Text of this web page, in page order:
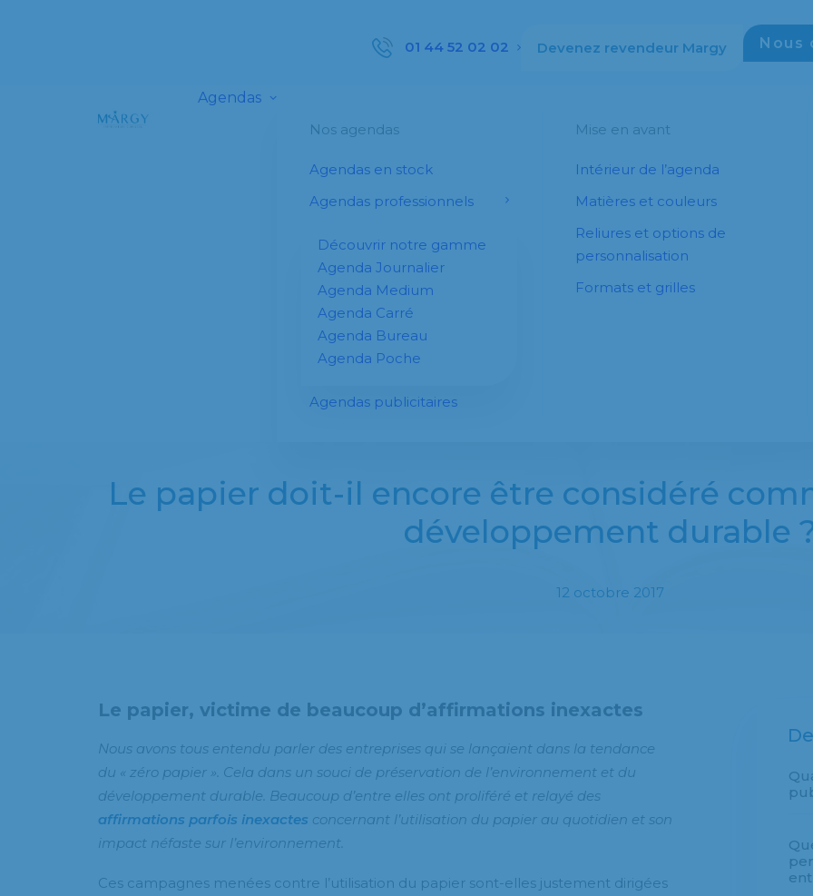
01 44 52 02 02 Devenez revendeur Margy Nous
Agendas
Nos agendas
Agendas en stock
Agendas professionnels
Découvrir notre gamme
Agenda Journalier
Agenda Medium
Agenda Carré
Agenda Bureau
Agenda Poche
Agendas publicitaires
Mise en avant
Intérieur de l’agenda
Matières et couleurs
Reliures et options de
personnalisation
Formats et grilles
Le papier doit-il encore être considéré
développement durable
12 octobre 2017
Le papier, victime de beaucoup d’affirmations inexactes
Nous avons tous entendu parler des entreprises qui se lançaient dans la tendance
du « zéro papier ». Cela dans un souci de préservation de l’environnement et du
développement durable. Beaucoup d’entre elles ont proliféré et relayé des
affirmations parfois inexactes concernant l’utilisation du papier au quotidien et son
impact néfaste sur l’environnement.
Ces campagnes menées contre l’utilisation du papier sont-elles justement dirigées